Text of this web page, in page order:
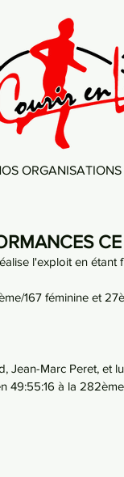
ORGANISATIONS
l'exploit en étant
167 féminine et
Jean-Marc Peret, et
49:55:16 à la